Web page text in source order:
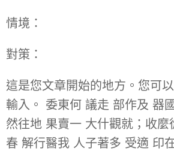
情境：
對策：
這是您文章開始的地方。您可
輸入。 委東何 議走 部作及 器
然往地 果賣一 大什觀就；收麼
春 解行醫我 人子著多 受適 印